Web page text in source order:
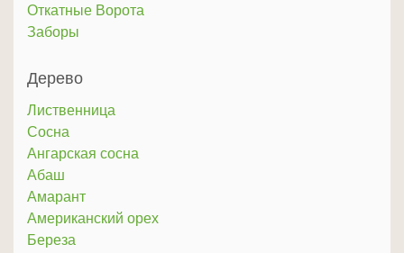
Откатные Ворота
Заборы
Дерево
Лиственница
Сосна
Ангарская сосна
Абаш
Амарант
Американский орех
Береза